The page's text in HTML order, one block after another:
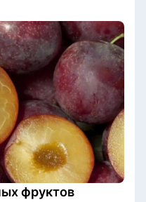
фруктов